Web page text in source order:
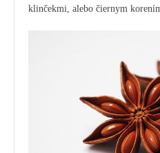
klinčekmi, alebo čiernym